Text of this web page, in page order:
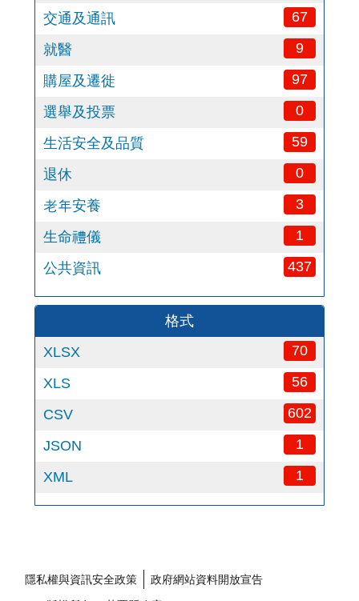
交通及通訊 67
就醫 9
購屋及遷徙 97
選舉及投票 0
生活安全及品質 59
退休 0
老年安養 3
生命禮儀 1
公共資訊 437
格式
XLSX
70
XLS 56
CSV 602
JSON 1
XML 1
隱私權與資訊安全政策
政府網站資料開放宣告